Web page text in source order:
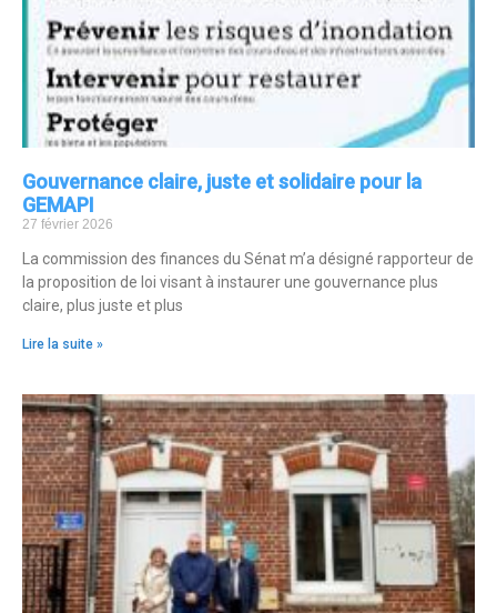
Gouvernance claire, juste et solidaire pour la
GEMAPI
27 février 2026
La commission des finances du Sénat m’a désigné rapporteur de
la proposition de loi visant à instaurer une gouvernance plus
claire, plus juste et plus
Lire la suite »